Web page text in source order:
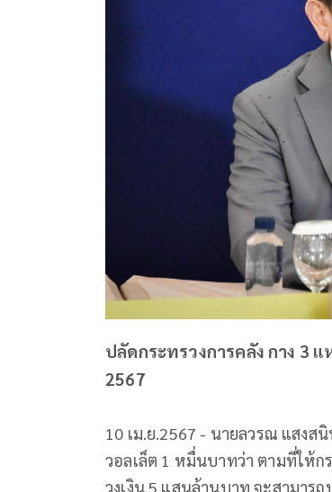
ปลัดกระทรวงการคลัง กาง 3
2567
10 เม.ย.2567 - นายลวรณ แสงส
วอลเล็ต 1 หมื่นบาทว่า ตามที่ให้ก
วงเงิน 5 แสนล้านบาท จะสามาร